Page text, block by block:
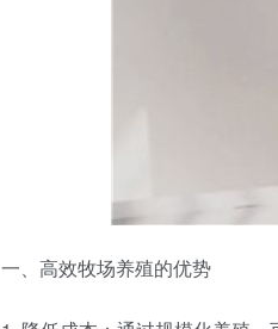
一、高效牧场养殖的优势